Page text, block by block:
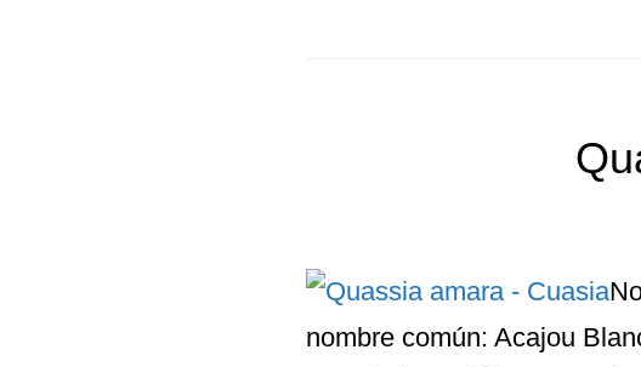
nombre común: Acajou